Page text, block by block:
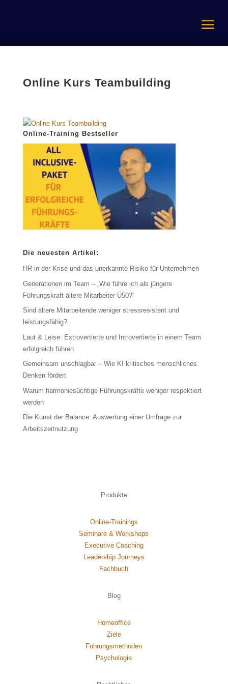
Online Kurs Teambuilding
Online-Training Bestseller
Die neuesten Artikel:
HR in der Krise und das unerkannte Risiko für Unternehmen
Generationen im Team – „Wie führe ich als jüngere
Führungskraft ältere Mitarbeiter Ü50?“
Sind ältere Mitarbeitende weniger stressresistent und
leistungsfähig?
Laut & Leise: Extrovertierte und Introvertierte in einem Team
erfolgreich führen
Gemeinsam unschlagbar – Wie KI kritisches menschliches
Denken fördert
Warum harmoniesüchtige Führungskräfte weniger respektiert
werden
Die Kunst der Balance: Auswertung einer Umfrage zur
Arbeitszeitnutzung
Produkte
Online-Trainings
Seminare & Workshops
Executive Coaching
Leadership Journeys
Fachbuch
Blog
Homeoffice
Ziele
Führungsmethoden
Psychologie